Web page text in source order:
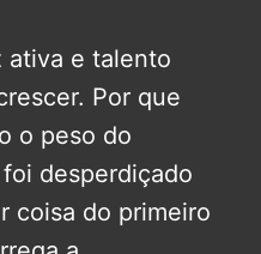
ativa e talento
Por que
o peso do
desperdiçado
coisa do primeiro